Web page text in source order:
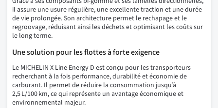
il assure une usure régulière, une excellente traction et une durée
de vie prolongée. Son architecture permet le rechapage et le
regroovage, réduisant ainsi les déchets et optimisant les coûts sur
le long terme.
Une solution pour les flottes à forte exigence
Le MICHELIN X Line Energy D est conçu pour les transporteurs
recherchant à la fois performance, durabilité et économie de
carburant. Il permet de réduire la consommation jusqu’à
2,5 L/100 km, ce qui représente un avantage économique et
environnemental majeur.